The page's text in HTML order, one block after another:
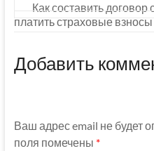
Как составить
платить страховые взносы
Добавить
Ваш адрес email не будет
поля помечены *